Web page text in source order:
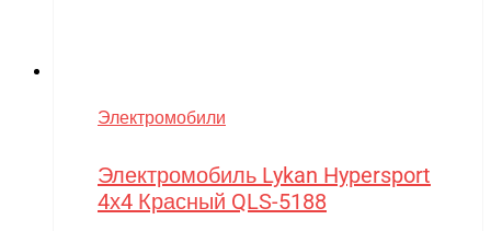
Электромобили
Электромобиль Lykan Hypersport
4х4 Красный QLS-5188